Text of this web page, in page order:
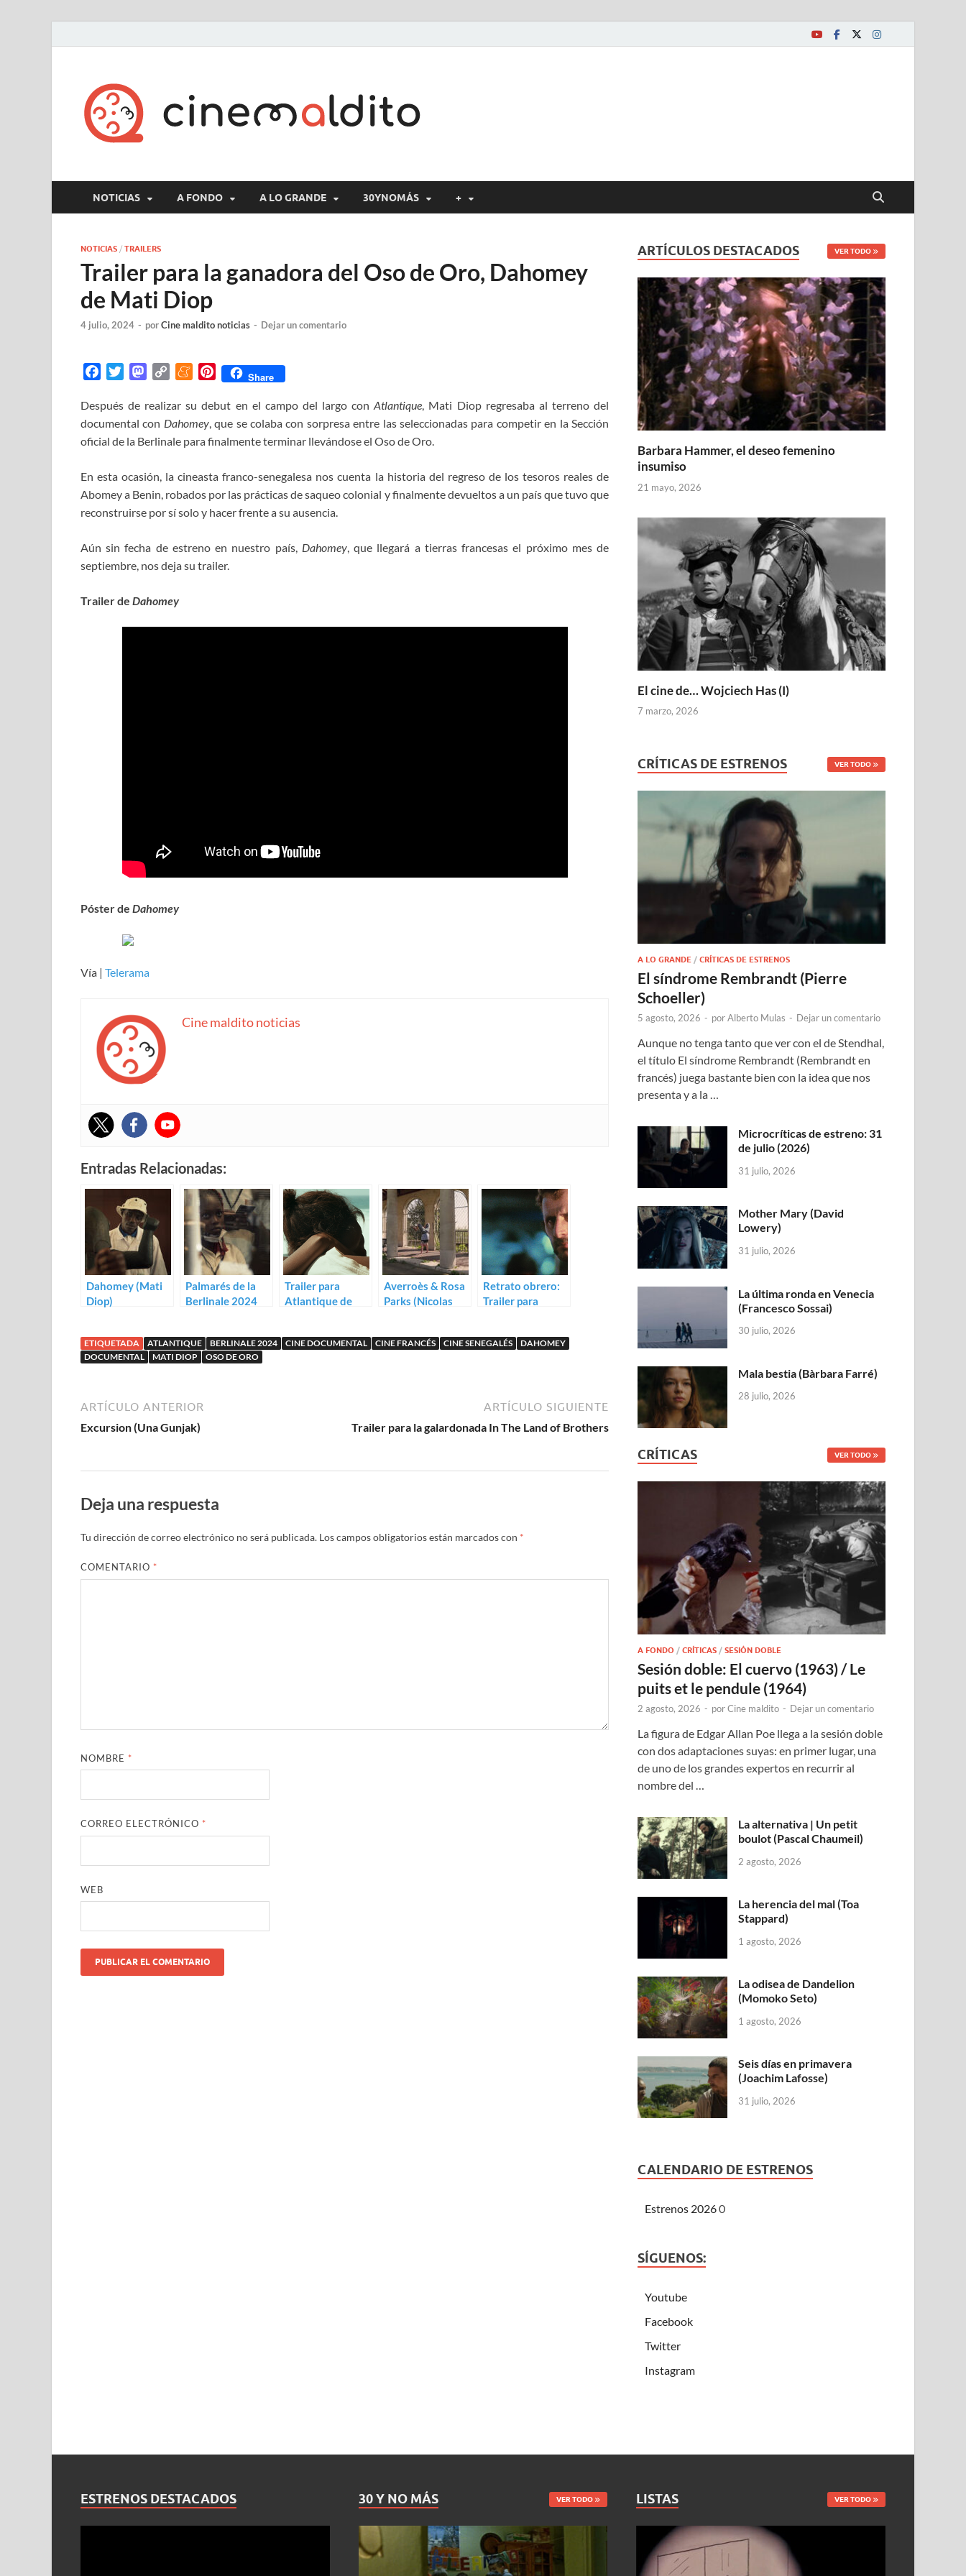
NOTICIAS A FONDO A LO GRANDE 30YNOMÁS +
NOTICIAS / TRAILERS
Trailer para la ganadora del Oso de Oro, Dahomey
de Mati Diop
4 julio, 2024 - porCine maldito noticias - Dejar un comentario
c
e
b
o
k
t
t
r
M
s
t
o
o
n
p
y
L
n
k
M
n
e
a
e
P
n
t
e
e
s
t
Share
Después de realizar su debut en el campo del largo conAtlantique, Mati Diop regresaba al terreno del
documental con Dahomey, que se colaba con sorpresa entre las seleccionadas para competir en la Sección
oficial de la Berlinale para finalmente terminar llevándose el Oso de Oro.
En esta ocasión, la cineasta franco-senegalesa nos cuenta la historia del regreso de los tesoros reales de
Abomey a Benin, robados por las prácticas de saqueo colonial y finalmente devueltos a un país que tuvo que
reconstruirse por sí solo y hacer frente a su ausencia.
Aún sin fecha de estreno en nuestro país, Dahomey, que llegará a tierras francesas el próximo mes de
septiembre, nos deja su trailer.
Trailer de Dahomey
Póster de Dahomey
Vía | Telerama
Cine maldito noticias
Entradas Relacionadas:
Dahomey (Mati
Diop)
Palmarés de la
Berlinale 2024
Trailer para
Atlantique de
Averroès & Rosa
Parks (Nicolas
Retrato obrero:
Trailer para
ETIQUETADA ATLANTIQUE BERLINALE 2024 CINE DOCUMENTAL CINE FRANCÉS CINE SENEGALÉS
DAHOMEY
DOCUMENTAL
MATI DIOP OSO DE ORO
ARTÍCULO ANTERIOR
Excursion (Una Gunjak)
ARTÍCULO SIGUIENTE
Trailer para la galardonada In The Land of Brothers
Deja una respuesta
Tu dirección de correo electrónico no será publicada. Los campos obligatorios están marcados con *
COMENTARIO *
NOMBRE *
CORREO ELECTRÓNICO *
WEB
ARTÍCULOS DESTACADOS VER TODO
Barbara Hammer, el deseo femenino
insumiso
21 mayo, 2026
El cine de… Wojciech Has (I)
7 marzo, 2026
CRÍTICAS DE ESTRENOS VER TODO
A LO GRANDE /CRÍTICAS DE ESTRENOS
El síndrome Rembrandt (Pierre
Schoeller)
5 agosto, 2026 - porAlberto Mulas - Dejar un comentario
Aunque no tenga tanto que ver con el de Stendhal,
el título El síndrome Rembrandt (Rembrandt en
francés) juega bastante bien con la idea que nos
presenta y a la …
Microcríticas de estreno: 31
de julio (2026)
31 julio, 2026
Mother Mary (David
Lowery)
31 julio, 2026
La última ronda en Venecia
(Francesco Sossai)
30 julio, 2026
Mala bestia (Bàrbara Farré)
28 julio, 2026
CRÍTICAS VER TODO
A FONDO /CRÍTICAS /SESIÓN DOBLE
Sesión doble: El cuervo (1963) / Le
puits et le pendule (1964)
2 agosto, 2026 - porCine maldito - Dejar un comentario
La figura de Edgar Allan Poe llega a la sesión doble
con dos adaptaciones suyas: en primer lugar, una
de uno de los grandes expertos en recurrir al
nombre del …
La alternativa | Un petit
boulot (Pascal Chaumeil)
2 agosto, 2026
La herencia del mal (Toa
Stappard)
1 agosto, 2026
La odisea de Dandelion
(Momoko Seto)
1 agosto, 2026
Seis días en primavera
(Joachim Lafosse)
31 julio, 2026
CALENDARIO DE ESTRENOS
Estrenos 20260
SÍGUENOS:
Youtube
Facebook
Twitter
Instagram
ESTRENOS DESTACADOS 30 Y NO MÁS VER TODO LISTAS VER TODO